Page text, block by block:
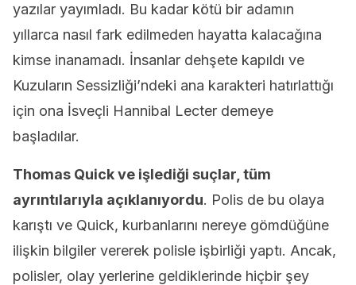
yazılar yayımladı. Bu kadar kötü bir adamın
yıllarca nasıl fark edilmeden hayatta kalacağına
kimse inanamadı. İnsanlar dehşete kapıldı ve
Kuzuların Sessizliği’ndeki ana karakteri hatırlattığı
için ona İsveçli Hannibal Lecter demeye
başladılar.
Thomas Quick ve işlediği suçlar, tüm
ayrıntılarıyla açıklanıyordu. Polis de bu olaya
karıştı ve Quick, kurbanlarını nereye gömdüğüne
ilişkin bilgiler vererek polisle işbirliği yaptı. Ancak,
polisler, olay yerlerine geldiklerinde hiçbir şey